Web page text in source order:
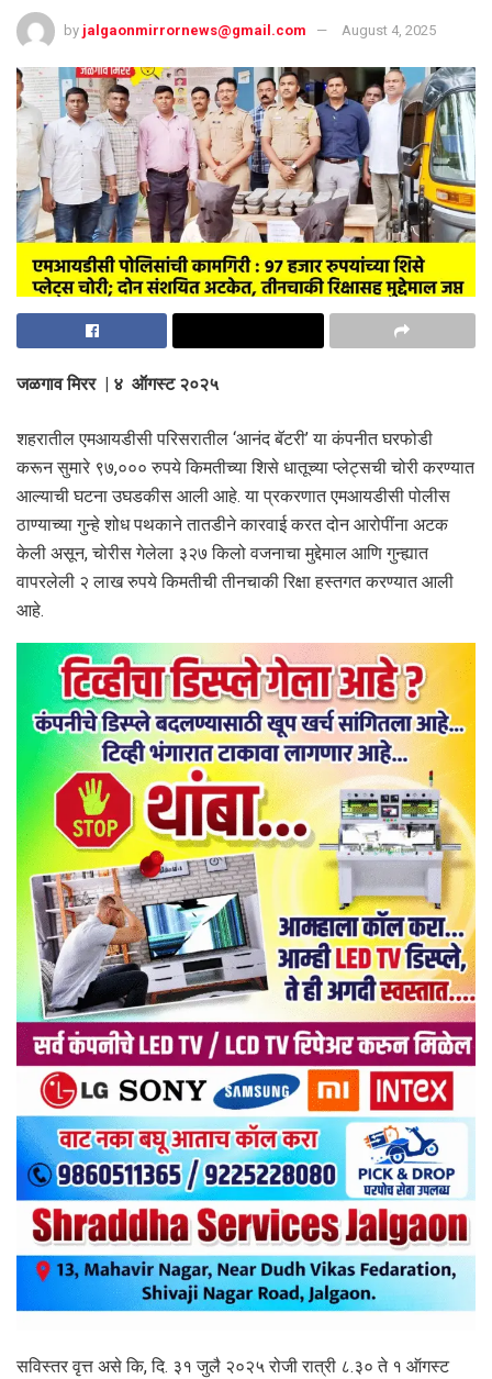
by jalgaonmirrornews@gmail.com August 4, 2025
जळगाव मिरर | ४ ऑगस्ट २०२५
शहरातील एमआयडीसी परिसरातील ‘आनंद बॅटरी’ या कंपनीत घरफोडी
करून सुमारे ९७,००० रुपये किमतीच्या शिसे धातूच्या प्लेट्सची चोरी करण्यात
आल्याची घटना उघडकीस आली आहे. या प्रकरणात एमआयडीसी पोलीस
ठाण्याच्या गुन्हे शोध पथकाने तातडीने कारवाई करत दोन आरोपींना अटक
केली असून, चोरीस गेलेला ३२७ किलो वजनाचा मुद्देमाल आणि गुन्ह्यात
वापरलेली २ लाख रुपये किमतीची तीनचाकी रिक्षा हस्तगत करण्यात आली
आहे.
सविस्तर वृत्त असे कि, दि. ३१ जुलै २०२५ रोजी रात्री ८.३० ते १ ऑगस्ट